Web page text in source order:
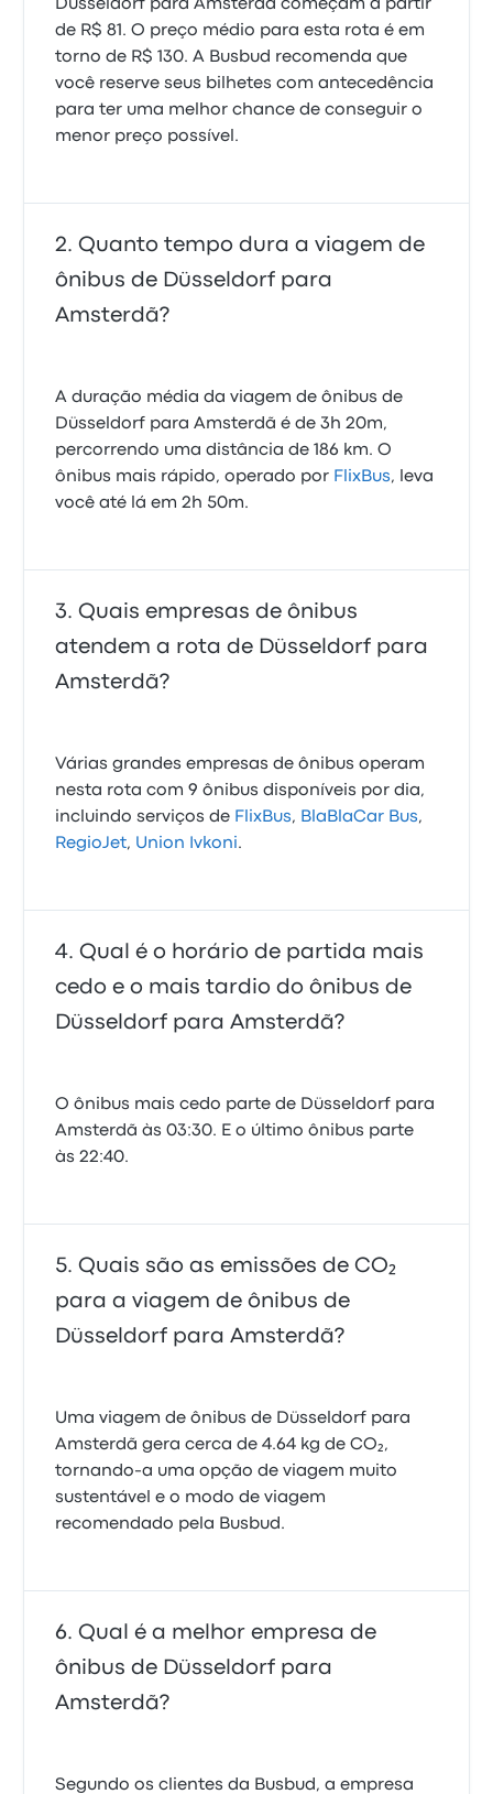
Düsseldorf para Amsterdã começam a partir
de R$ 81. O preço médio para esta rota é em
torno de R$ 130. A Busbud recomenda que
você reserve seus bilhetes com antecedência
para ter uma melhor chance de conseguir o
menor preço possível.
Quanto tempo dura a viagem de
ônibus de Düsseldorf para
Amsterdã?
A duração média da viagem de ônibus de
Düsseldorf para Amsterdã é de 3h 20m,
percorrendo uma distância de 186 km. O
ônibus mais rápido, operado por FlixBus, leva
você até lá em 2h 50m.
Quais empresas de ônibus
atendem a rota de Düsseldorf para
Amsterdã?
Várias grandes empresas de ônibus operam
nesta rota com 9 ônibus disponíveis por dia,
incluindo serviços de FlixBus, BlaBlaCar Bus,
RegioJet, Union Ivkoni.
Qual é o horário de partida mais
cedo e o mais tardio do ônibus de
Düsseldorf para Amsterdã?
O ônibus mais cedo parte de Düsseldorf para
Amsterdã às 03:30. E o último ônibus parte
às 22:40.
Quais são as emissões de CO₂
para a viagem de ônibus de
Düsseldorf para Amsterdã?
Uma viagem de ônibus de Düsseldorf para
Amsterdã gera cerca de 4.64 kg de CO₂,
tornando-a uma opção de viagem muito
sustentável e o modo de viagem
recomendado pela Busbud.
Qual é a melhor empresa de
ônibus de Düsseldorf para
Amsterdã?
Segundo os clientes da Busbud, a empresa